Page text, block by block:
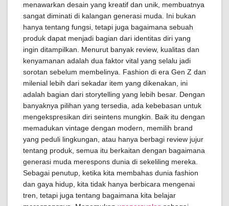
menawarkan desain yang kreatif dan unik, membuatnya
sangat diminati di kalangan generasi muda. Ini bukan
hanya tentang fungsi, tetapi juga bagaimana sebuah
produk dapat menjadi bagian dari identitas diri yang
ingin ditampilkan. Menurut banyak review, kualitas dan
kenyamanan adalah dua faktor vital yang selalu jadi
sorotan sebelum membelinya. Fashion di era Gen Z dan
milenial lebih dari sekadar item yang dikenakan, ini
adalah bagian dari storytelling yang lebih besar. Dengan
banyaknya pilihan yang tersedia, ada kebebasan untuk
mengekspresikan diri seintens mungkin. Baik itu dengan
memadukan vintage dengan modern, memilih brand
yang peduli lingkungan, atau hanya berbagi review jujur
tentang produk, semua itu berkaitan dengan bagaimana
generasi muda merespons dunia di sekeliling mereka.
Sebagai penutup, ketika kita membahas dunia fashion
dan gaya hidup, kita tidak hanya berbicara mengenai
tren, tetapi juga tentang bagaimana kita belajar